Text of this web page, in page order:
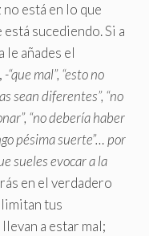
está en lo que
está sucediendo.Si a
le añades el
-“que mal”, “esto no
sean diferentes”, “no
“no debería haber
pésima suerte”… por
sueles evocar a la
en el verdadero
tus
a estar mal;